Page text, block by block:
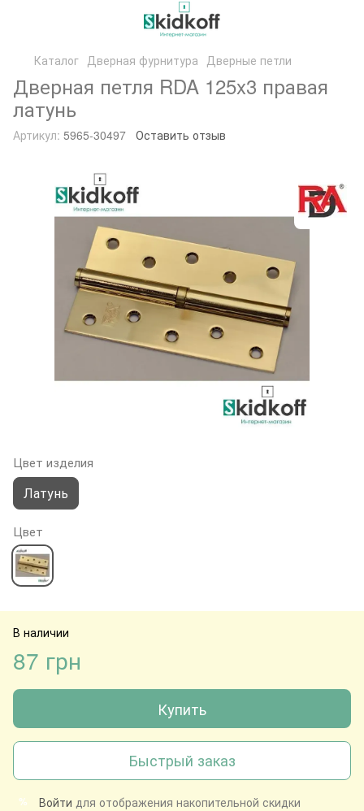
Каталог Дверная фурнитура Дверные петли
Дверная петля RDA 125x3 правая
латунь
Артикул: 5965-30497 Оставить отзыв
Цвет изделия
Латунь
Цвет
В наличии
87 грн
Купить
Быстрый заказ
% Войти для отображения накопительной скидки